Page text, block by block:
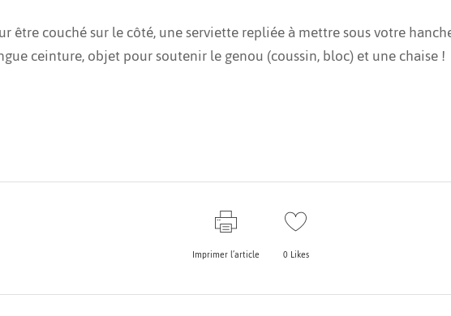
être couché sur le côté, une serviette repliée à mettre sous votre
ceinture, objet pour soutenir le genou (coussin, bloc) et une chaise !
Imprimer l’article 0Likes